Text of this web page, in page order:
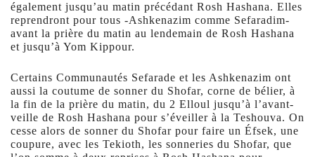
également jusqu’au matin précédant Rosh Hashana. Elles
reprendront pour tous -Ashkenazim comme Sefaradim-
avant la prière du matin au lendemain de Rosh Hashana
et jusqu’à Yom Kippour.
Certains Communautés Sefarade et les Ashkenazim ont
aussi la coutume de sonner du Shofar, corne de bélier, à
la fin de la prière du matin, du 2 Elloul jusqu’à l’avant-
veille de Rosh Hashana pour s’éveiller à la Teshouva. On
cesse alors de sonner du Shofar pour faire un Éfsek, une
coupure, avec les Tekioth, les sonneries du Shofar, que